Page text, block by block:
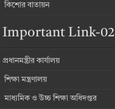
কিশোর বাতায়ন
Important Link-02
প্রধানমন্ত্রীর কার্যালয়
শিক্ষা মন্ত্রণালয়
মাধ্যমিক ও উচ্চ শিক্ষা অধিদপ্তর